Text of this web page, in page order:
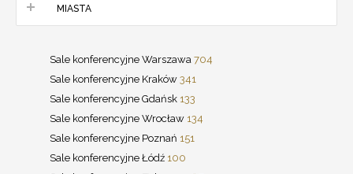
MIASTA
Sale konferencyjne Warszawa 704
Sale konferencyjne Kraków 341
Sale konferencyjne Gdańsk 133
Sale konferencyjne Wrocław 134
Sale konferencyjne Poznań 151
Sale konferencyjne Łódź 100